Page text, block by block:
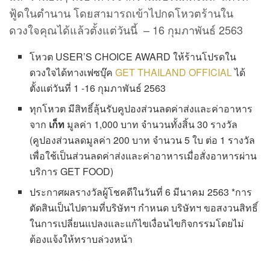
ฟู้ดในตำนาน โดยสามารถเข้าไปกดโหวตร้านใน
ดวงใจคุณได้แล้วตั้งแต่วันนี้ – 16 กุมภาพันธ์ 2563
โหวต USER’S CHOICE AWARD ให้ร้านโปรดใน
ดวงใจได้ทางเฟซบุ๊คGET THAILAND OFFICIALได้
ตั้งแต่วันที่ 1 -16 กุมภาพันธ์ 2563
ทุกโหวต มีสิทธิ์ลุ้นรับคูปองส่วนลดค่าส่งและค่าอาหาร
จาก เก็ท มูลค่า 1,000 บาท จำนวนทั้งสิ้น 30 รางวัล
(คูปองส่วนลดมูลค่า 200 บาท จำนวน 5 ใบ ต่อ 1 รางวัล
เพื่อใช้เป็นส่วนลดค่าส่งและค่าอาหารเมื่อสั่งอาหารผ่าน
บริการ GET FOOD)
ประกาศผลรางวัลผู้โชคดีในวันที่ 6 มีนาคม 2563 *การ
ตัดสินเป็นไปตามที่บริษัทฯ กำหนด บริษัทฯ ขอสงวนสิทธิ์
ในการเปลี่ยนแปลงและแก้ไขเงื่อนไขกิจกรรมโดยไม่
ต้องแจ้งให้ทราบล่วงหน้า